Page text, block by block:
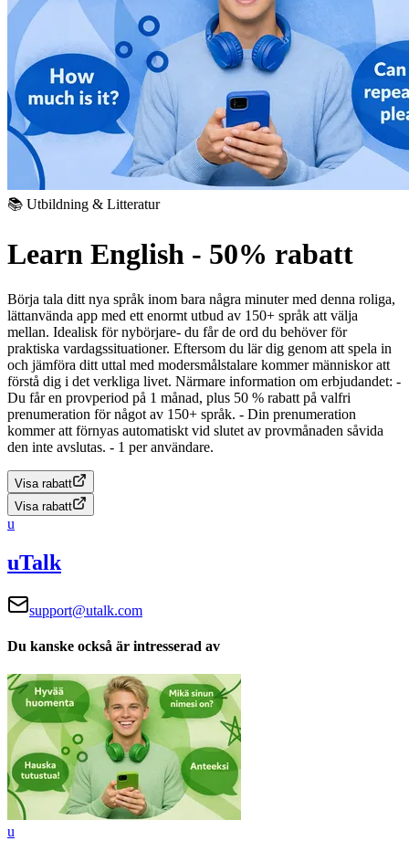
📚 Utbildning & Litteratur
Learn English - 50% rabatt
Börja tala ditt nya språk inom bara några minuter med denna roliga,
lättanvända app med ett enormt utbud av 150+ språk att välja
mellan. Idealisk för nybörjare- du får de ord du behöver för
praktiska vardagssituationer. Eftersom du lär dig genom att spela in
och jämföra ditt uttal med modersmålstalare kommer människor att
förstå dig i det verkliga livet. Närmare information om erbjudandet: -
Du får en provperiod på 1 månad, plus 50 % rabatt på valfri
prenumeration för något av 150+ språk. - Din prenumeration
kommer att förnyas automatiskt vid slutet av provmånaden såvida
den inte avslutas. - 1 per användare.
Visa rabatt
Visa rabatt
u
uTalk
support@utalk.com
Du kanske också är intresserad av
u